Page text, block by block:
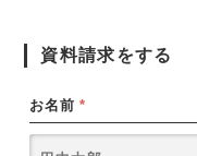
資料請求をする
お名前 *